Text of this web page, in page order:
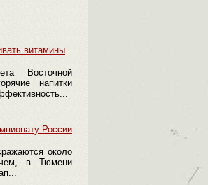
витамины
Восточной
напитки
России
около
в Тюмени